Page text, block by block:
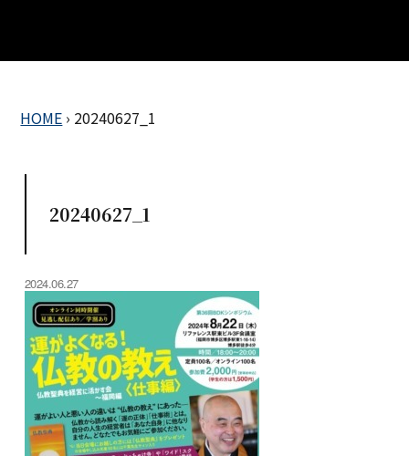
HOME › 20240627_1
20240627_1
2024.06.27